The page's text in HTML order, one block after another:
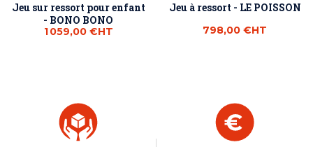
Jeu sur ressort pour enfant
- BONO BONO
1 059,00 €HT
Jeu à ressort - LE POISSON
798,00 €HT